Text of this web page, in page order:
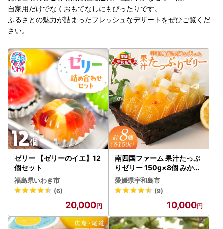
自家用だけでなくおもてなしにもぴったりです。
ふるさとの魅力が詰まったフレッシュなデザートをぜひご覧くだ
さい。
ゼリー 【ゼリーのイエ】12
個セット
福島県いわき市
(6)
20,000
南四国ファーム 果汁たっぷ
りゼリー 150g×8個 みかん
ゼリー J010-035012
愛媛県宇和島市
(9)
10,000